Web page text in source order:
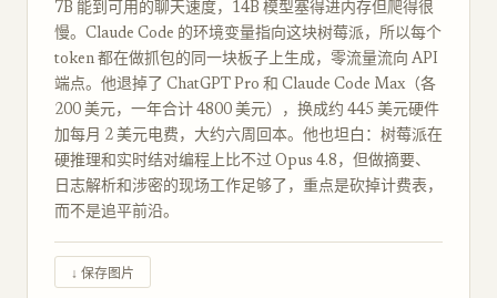
7B 能到可用的聊天速度，14B 模型塞得进内存但爬得很
慢。Claude Code 的环境变量指向这块树莓派，所以每个
token 都在做抓包的同一块板子上生成，零流量流向 API
端点。他退掉了 ChatGPT Pro 和 Claude Code Max（各
200 美元，一年合计 4800 美元），换成约 445 美元硬件
加每月 2 美元电费，大约六周回本。他也坦白：树莓派在
硬推理和实时结对编程上比不过 Opus 4.8，但做摘要、
日志解析和涉密的现场工作足够了，重点是砍掉计费表，
而不是追平前沿。
↓ 保存图片